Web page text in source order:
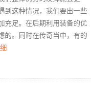
到这种情况，我们要出一些
充足。在后期利用装备的优
的。同时在传奇当中，有的